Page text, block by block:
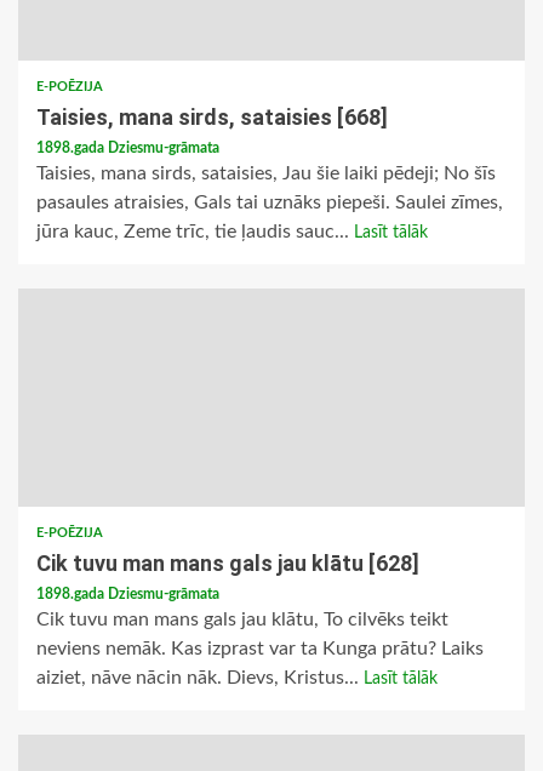
E-POĒZIJA
Taisies, mana sirds, sataisies [668]
1898.gada Dziesmu-grāmata
Taisies, mana sirds, sataisies, Jau šie laiki pēdeji; No šīs
pasaules atraisies, Gals tai uznāks piepeši. Saulei zīmes,
jūra kauc, Zeme trīc, tie ļaudis sauc... Lasīt tālāk
E-POĒZIJA
Cik tuvu man mans gals jau klātu [628]
1898.gada Dziesmu-grāmata
Cik tuvu man mans gals jau klātu, To cilvēks teikt
neviens nemāk. Kas izprast var ta Kunga prātu? Laiks
aiziet, nāve nācin nāk. Dievs, Kristus... Lasīt tālāk